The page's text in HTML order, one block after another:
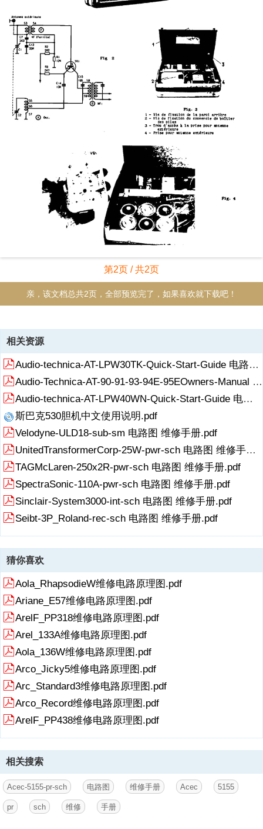
第2页 / 共2页
亲，该文档总共2页，全部预览完了，如果喜欢就下载吧！
资源描述
《Acec-5155-pr-sch 电路图 维修手册.pdf》由会员分享，可在线阅
读，更多相关《Acec-5155-pr-sch 电路图 维修手册.pdf（2页珍藏
版）》请在收音机爱好者资料库上搜索。
RadioFans.CN 收音机爱 好者资料库 RadioFans.CN 收音机爱 好者资
料库
展开阅读全文
相关资源
Audio-technica-AT-LPW30TK-Quick-Start-Guide 电路图 维修手册.pdf
Audio-Technica-AT-90-91-93-94E-95EOwners-Manual 电路图 维修手册.pdf
Audio-technica-AT-LPW40WN-Quick-Start-Guide 电路图 维修手册.pdf
斯巴克530胆机中文使用说明.pdf
Velodyne-ULD18-sub-sm 电路图 维修手册.pdf
UnitedTransformerCorp-25W-pwr-sch 电路图 维修手册.pdf
TAGMcLaren-250x2R-pwr-sch 电路图 维修手册.pdf
SpectraSonic-110A-pwr-sch 电路图 维修手册.pdf
Sinclair-System3000-int-sch 电路图 维修手册.pdf
Seibt-3P_Roland-rec-sch 电路图 维修手册.pdf
猜你喜欢
Aola_RhapsodieW维修电路原理图.pdf
Ariane_E57维修电路原理图.pdf
ArelF_PP318维修电路原理图.pdf
Arel_133A维修电路原理图.pdf
Aola_136W维修电路原理图.pdf
Arco_Jicky5维修电路原理图.pdf
Arc_Standard3维修电路原理图.pdf
Arco_Record维修电路原理图.pdf
ArelF_PP438维修电路原理图.pdf
相关搜索
Acec-5155-pr-sch 电路图 维修手册 Acec 5155
pr sch 维修 手册